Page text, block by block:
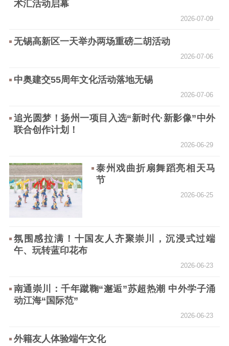
统计分析
服务
共建共享平台
政工继续教育学
术汇活动启幕
2026-07-09
无锡高新区一天举办两场重磅二胡活动
2026-07-06
中奥建交55周年文化活动落地无锡
2026-07-06
追光圆梦！扬州一项目入选“新时代·新影像”中外
联合创作计划！
2026-06-29
泰州戏曲折扇舞蹈亮相天马
节
2026-06-25
氛围感拉满！十国友人齐聚崇川，沉浸式过端
午、玩转蓝印花布
2026-06-23
南通崇川：千年蹴鞠“邂逅”苏超热潮 中外学子涌
动江海“国际范”
2026-06-23
外籍友人体验端午文化